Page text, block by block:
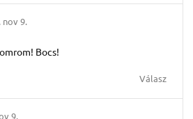
nov 9.
Bocs!
Válasz
9.